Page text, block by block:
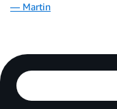
— Martin